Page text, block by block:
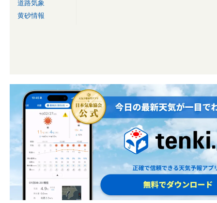
道路気象
黄砂情報